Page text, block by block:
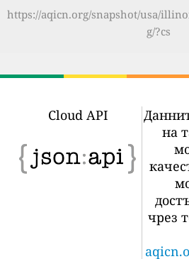
https://aqicn.org/snapshot/usa/
g/?cs
Cloud API
на
чрез